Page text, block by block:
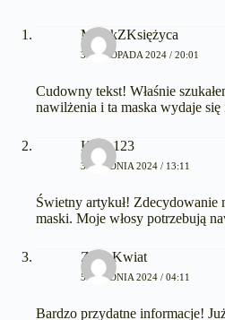
MarekZKsiężyca
3 LISTOPADA 2024 / 20:01
Cudowny tekst! Właśnie
nawilżenia i ta maska wydaje się
Kasia123
3 GRUDNIA 2024 / 13:11
Świetny artykuł! Zdecydowanie
maski. Moje włosy potrzebują
ZosiaKwiat
5 GRUDNIA 2024 / 04:11
Bardzo przydatne informacje!